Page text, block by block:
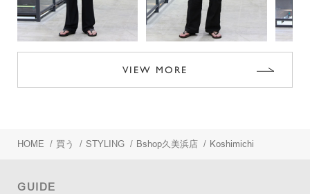
VIEW MORE
HOME / 買う / STYLING / Bshop久美浜店 / Koshimichi
GUIDE